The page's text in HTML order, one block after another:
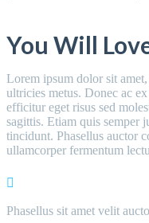
You Will
Lorem ipsum dolor sit
ultricies metus. Donec ac
efficitur eget risus sed
sagittis. Etiam quis semper
tincidunt. Phasellus auctor
ullamcorper fermentum
Phasellus sit amet velit